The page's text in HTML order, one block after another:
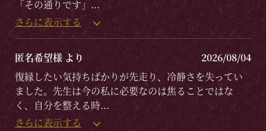
「その通りです」 ...
さらに表示する
匿名希望様 より
2026/08/04
復縁したい気持ちばかりが先走り、冷静さを失ってい
ました。先生は今の私に必要なのは焦ることではな
く、自分を整える時...
さらに表示する